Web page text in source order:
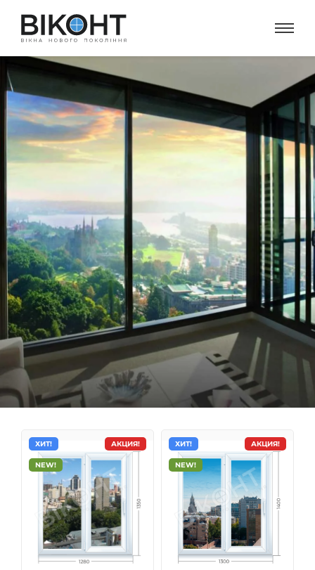
АКЦИЯ!
ХИТ!
NEW!
АКЦИЯ!
ХИТ!
NEW!